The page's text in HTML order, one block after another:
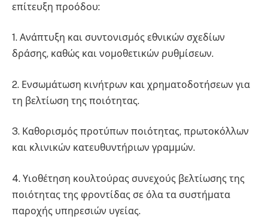
επίτευξη προόδου:
1. Ανάπτυξη και συντονισμός εθνικών σχεδίων
δράσης, καθώς και νομοθετικών ρυθμίσεων.
2. Ενσωμάτωση κινήτρων και χρηματοδοτήσεων για
τη βελτίωση της ποιότητας.
3. Καθορισμός προτύπων ποιότητας, πρωτοκόλλων
και κλινικών κατευθυντήριων γραμμών.
4. Υιοθέτηση κουλτούρας συνεχούς βελτίωσης της
ποιότητας της φροντίδας σε όλα τα συστήματα
παροχής υπηρεσιών υγείας.